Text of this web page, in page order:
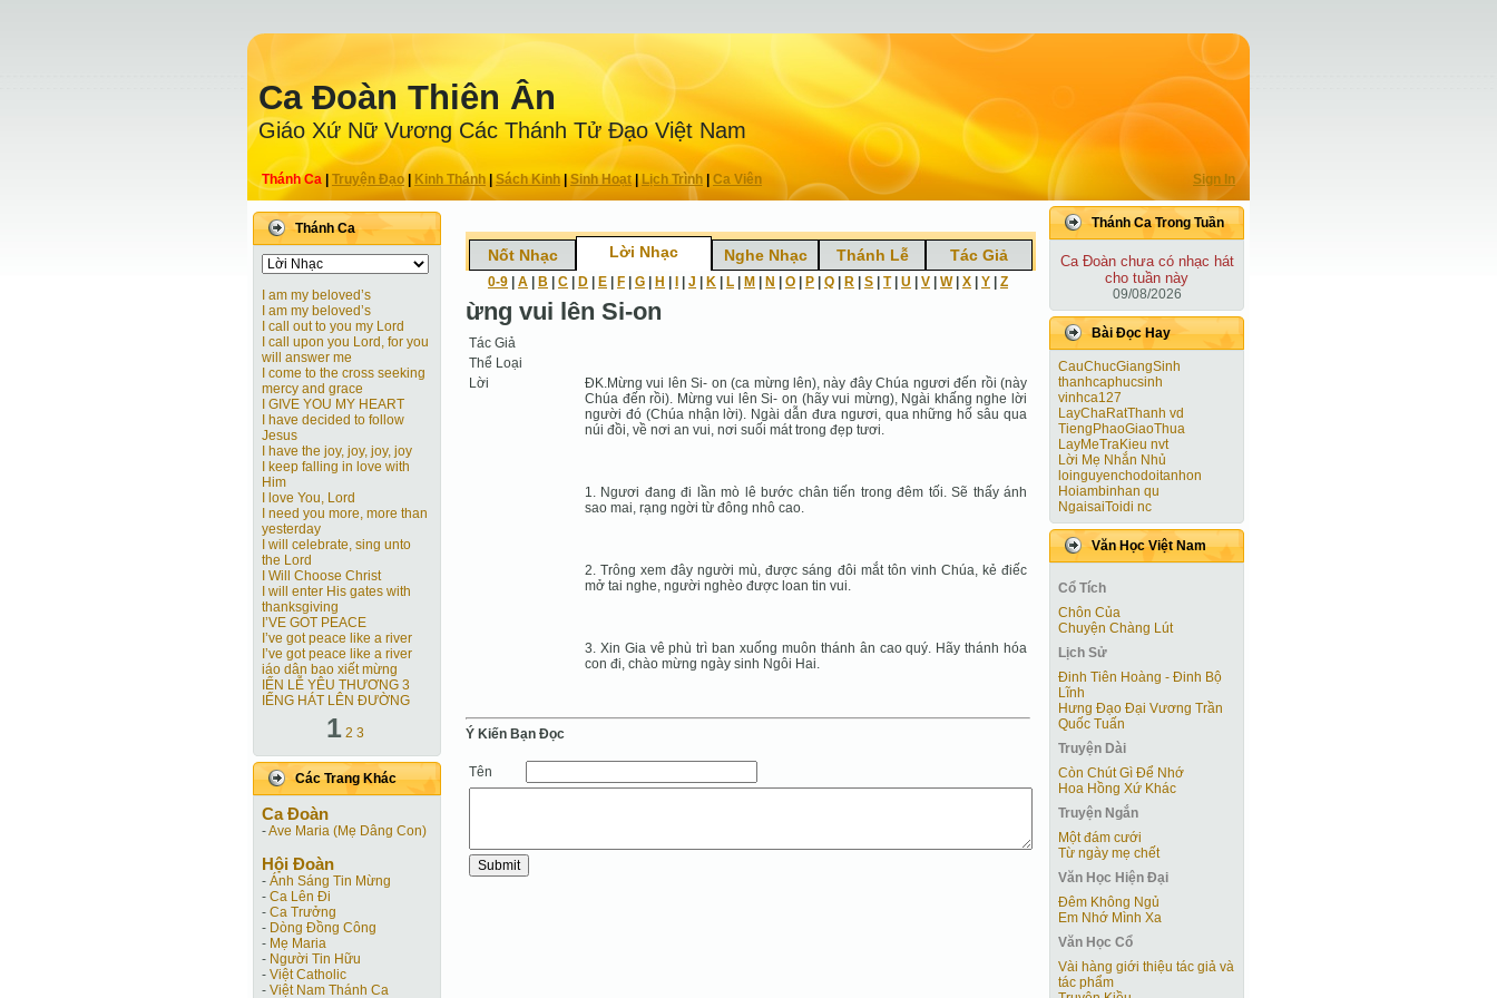
Ca Ðoàn Thiên Ân
Giáo Xứ Nữ Vương Các Thánh Tử Ðạo Việt Nam
Thánh Ca Truyện Ðạo| Kinh Thánh Sách Kinh|Sinh Hoạt| Lịch Trình Ca Viên Sign In
Thánh Ca
I am my beloved’s
I am my beloved’s
I call out to you my Lord
I call upon you Lord, for you
will answer me
I come to the cross seeking
mercy and grace
I GIVE YOU MY HEART
I have decided to follow
Jesus
I have the joy, joy, joy, joy
I keep falling in love with
Him
I love You, Lord
I need you more, more than
yesterday
I will celebrate, sing unto
the Lord
I Will Choose Christ
I will enter His gates with
thanksgiving
I’VE GOT PEACE
I’ve got peace like a river
I’ve got peace like a river
iáo dân bao xiết mừng
IẾN LỄ YÊU THƯƠNG 3
IẾNG HÁT LÊN ĐƯỜNG
1 2 3
Các Trang Khác
Ca Ðoàn
-Ave Maria (Mẹ Dâng Con)
Hội Ðoàn
- Ánh Sáng Tin Mừng
- Ca Lên Đi
- Ca Trưởng
- Dòng Đồng Công
- Mẹ Maria
- Người Tin Hữu
- Việt Catholic
- Việt Nam Thánh Ca
Nốt Nhạc Lời Nhạc Nghe Nhạc Thánh Lễ Tác Giả
0-9 A B C D E F G H J K L M N O P Q R S T| U V W| X Y Z
ừng vui lên Si-on
Tác Giả
Thể Loại
Lời
ĐK.Mừng vui lên Si- on (ca mừng lên), này đây Chúa ngươi đến rồi (này
Chúa đến rồi). Mừng vui lên Si- on (hãy vui mừng), Ngài khấng nghe lời
người đó (Chúa nhận lời). Ngài dẫn đưa ngươi, qua những hố sâu qua
núi đồi, về nơi an vui, nơi suối mát trong đẹp tươi.
1. Ngươi đang đi lần mò lê bước chân tiến trong đêm tối. Sẽ thấy ánh
sao mai, rạng ngời từ đông nhô cao.
2. Trông xem đây người mù, được sáng đôi mắt tôn vinh Chúa, kẻ điếc
mở tai nghe, người nghèo được loan tin vui.
3. Xin Gia vê phù trì ban xuống muôn thánh ân cao quý. Hãy thánh hóa
con đi, chào mừng ngày sinh Ngôi Hai.
Ý Kiến Bạn Ðọc
Tên
Thánh Ca Trong Tuần
Ca Ðoàn chưa có nhạc hát
cho tuần này
09/08/2026
Bài Ðọc Hay
CauChucGiangSinh
thanhcaphucsinh
vinhca127
LayChaRatThanh vd
TiengPhaoGiaoThua
LayMeTraKieu nvt
Lời Mẹ Nhắn Nhủ
loinguyenchodoitanhon
Hoiambinhan qu
NgaisaiToidi nc
Văn Học Việt Nam
Cổ Tích
Chôn Của
Chuyện Chàng Lút
Lịch Sử
Đinh Tiên Hoàng - Đinh Bộ
Lĩnh
Hưng Đạo Đại Vương Trần
Quốc Tuấn
Truyện Dài
Còn Chút Gì Ðể Nhớ
Hoa Hồng Xứ Khác
Truyện Ngắn
Một đám cưới
Từ ngày mẹ chết
Văn Học Hiện Ðại
Đêm Không Ngủ
Em Nhớ Mình Xa
Văn Học Cổ
Vài hàng giới thiệu tác giả và
tác phẩm